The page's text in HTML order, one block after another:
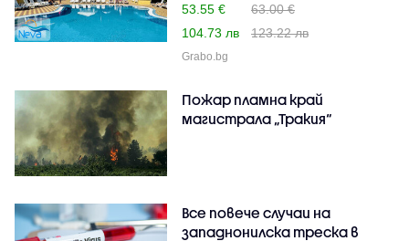
53.55 €
63.00 €
104.73 лв
123.22 лв
Grabo.bg
Пожар пламна край
магистрала „Тракия“
Все повече случаи на
западнонилска треска в